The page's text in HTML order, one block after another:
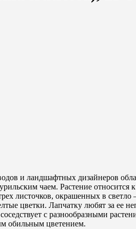
и ландшафтных дизайнеров
чаем. Растение относится
листочков, окрашенных в
цветки. Лапчатку любят за ее
с разнообразными
обильным цветением.